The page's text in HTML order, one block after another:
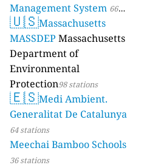
Management System 66
stations
🇺🇸Massachusetts
MASSDEP Massachusetts
Department of
Environmental
Protection98 stations
🇪🇸Medi Ambient.
Generalitat De Catalunya
64 stations
Meechai Bamboo Schools
36 stations